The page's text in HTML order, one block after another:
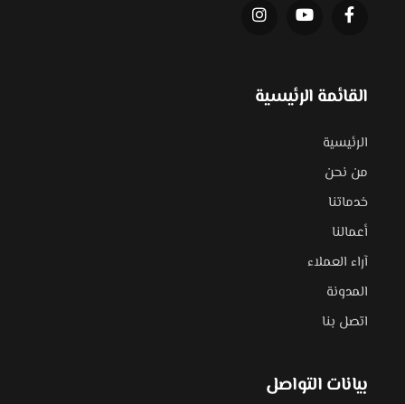
القائمة الرئيسية
الرئيسية
من نحن
خدماتنا
أعمالنا
آراء العملاء
المدونة
اتصل بنا
بيانات التواصل